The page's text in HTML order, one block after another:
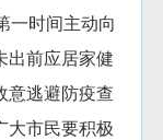
一时间主动向
出前应居家健
意逃避防疫查
大市民要积极